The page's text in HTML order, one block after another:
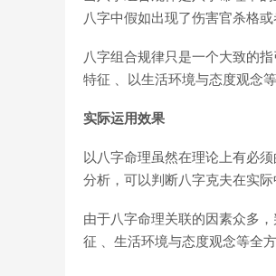
八字中假如出现了伤害官杀格
八字组合规律只是一个大致的
特征 、以生活环境与态度观念等
实际运用效果
以八字命理虽然在理论上有必
分析，可以判断八字克夫在实际
由于八字命理关联的因素众多
征 、生活环境与态度观念等全